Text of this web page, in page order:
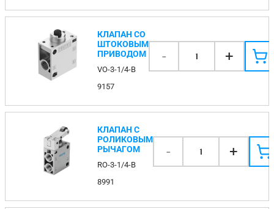
КЛАПАН СО
ШТОКОВЫМ
ПРИВОДОМ
VO-3-1/4-B
9157
- 1 +
КЛАПАН С
РОЛИКОВЫМ
РЫЧАГОМ
RO-3-1/4-B
8991
- 1 +